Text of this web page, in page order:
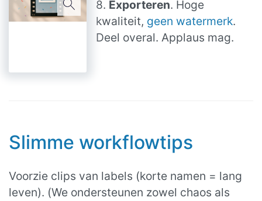
8. Exporteren. Hoge
kwaliteit, geen watermerk.
Deel overal. Applaus mag.
Slimme workflowtips
Voorzie clips van labels (korte namen = lang
leven). (We ondersteunen zowel chaos als